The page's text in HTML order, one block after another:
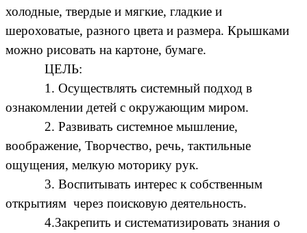
холодные, твердые и мягкие, гладкие и
шероховатые, разного цвета и размера. Крышками
можно рисовать на картоне, бумаге.
ЦЕЛЬ:
1. Осуществлять системный подход в
ознакомлении детей с окружающим миром.
2. Развивать системное мышление,
воображение, Творчество, речь, тактильные
ощущения, мелкую моторику рук.
3. Воспитывать интерес к собственным
открытиям через поисковую деятельность.
4.Закрепить и систематизировать знания о